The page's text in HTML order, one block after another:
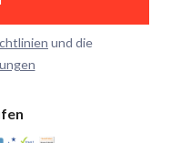
und die